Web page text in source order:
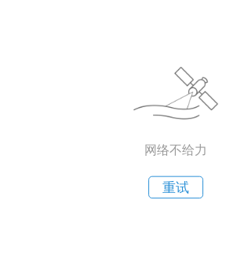
网络不给力
重试